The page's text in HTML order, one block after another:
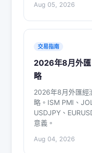
Aug 05, 2026
交易指南
2026年8月外匯
略
2026年8月外匯經
略。ISM PMI、
USDJPY、
意義。
Aug 04, 2026